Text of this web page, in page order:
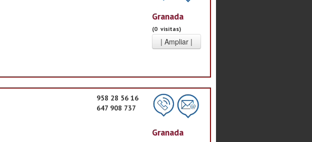
Granada
(0 visitas)
958 28 56 16
647 908 737
Granada